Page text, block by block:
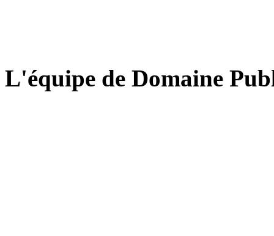
L'équipe de Domaine